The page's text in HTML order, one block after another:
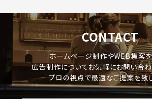
CONTACT
ホームページ制作やWEB集客を
広告制作についてお気軽にお問い合わ
プロの視点で最適なご提案を致